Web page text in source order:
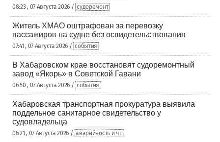
08:23 , 07 Августа 2026 / судоремонт
Житель ХМАО оштрафован за перевозку
пассажиров на судне без освидетельствования
07:41 , 07 Августа 2026 / события
В Хабаровском крае восстановят судоремонтный
завод «Якорь» в Советской Гавани
06:50 , 07 Августа 2026 / события
Хабаровская транспортная прокуратура выявила
поддельное санитарное свидетельство у
судовладельца
06:21 , 07 Августа 2026 / аварийность и чп